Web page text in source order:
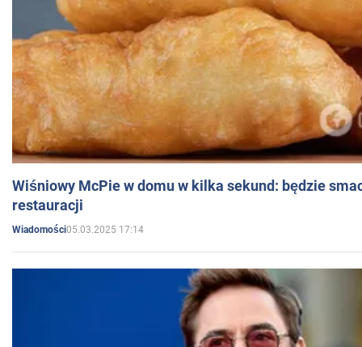
Wiśniowy McPie w domu w kilka sekund: będzie
restauracji
Wiadomości05.03.2025 17:14